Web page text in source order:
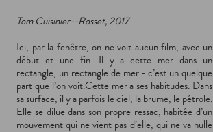
Tom Cuisinier--Rosset, 2017
Ici, par la fenêtre, on ne voit aucun film, avec un
début et une fin. Il y a cette mer dans un
rectangle, un rectangle de mer - c’est un quelque
part que l’on voit.Cette mer a ses habitudes. Dans
sa surface, il y a parfois le ciel, la brume, le pétrole.
Elle se dilue dans son propre ressac, habitée d’un
mouvement qui ne vient pas d’elle, qui ne va nulle
qu’il voit la mer. C’est une mer d’une seule vague,
de son infini ressac. La vague efface ce que la mer
est devenue pour devenir ce qu’elle devint. L’image
interrompt la vague. Il y a un sursaut régulier qui ne
conclut rien, sort la vague de son cours mais enlise
brusquement la mer dans ses textures. C’est le
hasard qui vient toucher la mer, comme un
ignore quand s’attendre à la vague ou au sursaut.
Cette mer, le plus souvent est un bleu-vert mêlé,
entre le doux et l’intense, une transition ondulée
par le ressac pixelisé. Souvent elle change, et, par
irisation, va vers la pierre ou le pastel, en agate ou
en strates.Qu’arrive-t-il après des semaines de
jade ? Certains ici ont vu du rouge. Cette mer